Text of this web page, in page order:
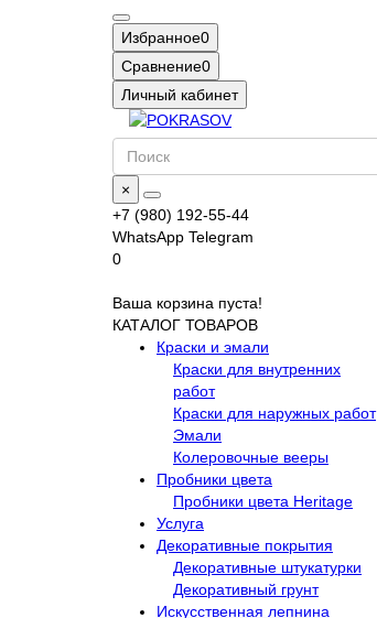
Избранное0
Сравнение0
Личный кабинет
×
+7 (980) 192-55-44
WhatsApp Telegram
0
Ваша корзина пуста!
КАТАЛОГ ТОВАРОВ
Краски и эмали
Краски для внутренних
работ
Краски для наружных работ
Эмали
Колеровочные вееры
Пробники цвета
Пробники цвета Heritage
Услуга
Декоративные покрытия
Декоративные штукатурки
Декоративный грунт
Искусственная лепнина